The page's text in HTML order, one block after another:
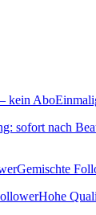
Gemischte
Hohe